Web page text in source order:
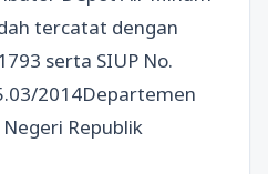
tercatat dengan
serta SIUP No.
2014Departemen
Republik